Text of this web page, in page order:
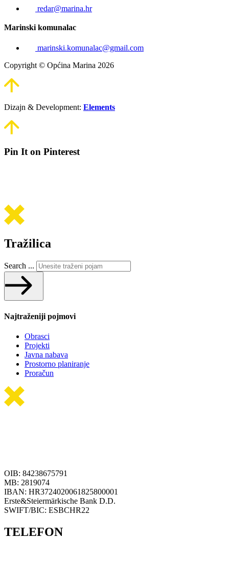
redar@marina.hr
Marinski komunalac
marinski.komunalac@gmail.com
Copyright © Općina Marina 2026
Dizajn & Development: Elements
Pin It on Pinterest
Tražilica
Search ...
Najtraženiji pojmovi
Obrasci
Projekti
Javna nabava
Prostorno planiranje
Proračun
OIB: 84238675791
MB: 2819074
IBAN: HR3724020061825800001
Erste&Steiermärkische Bank D.D.
SWIFT/BIC: ESBCHR22
TELEFON